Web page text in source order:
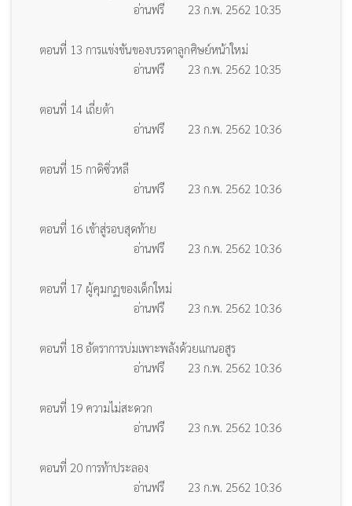
อ่านฟรี
23 ก.พ. 2562 10:35
ตอนที่ 13 การแข่งขันของบรรดาลูกศิษย์หน้าใหม่
อ่านฟรี
23 ก.พ. 2562 10:35
ตอนที่ 14 เถี่ยต้า
อ่านฟรี
23 ก.พ. 2562 10:36
ตอนที่ 15 กาดิซิ่วหลี
อ่านฟรี
23 ก.พ. 2562 10:36
ตอนที่ 16 เข้าสู่รอบสุดท้าย
อ่านฟรี
23 ก.พ. 2562 10:36
ตอนที่ 17 ผู้คุมกฏของเด็กใหม่
อ่านฟรี
23 ก.พ. 2562 10:36
ตอนที่ 18 อัตราการบ่มเพาะพลังด้วยแกนอสูร
อ่านฟรี
23 ก.พ. 2562 10:36
ตอนที่ 19 ความไม่สะดวก
อ่านฟรี
23 ก.พ. 2562 10:36
ตอนที่ 20 การท้าประลอง
อ่านฟรี
23 ก.พ. 2562 10:36